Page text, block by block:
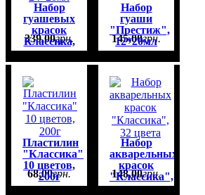
Набор
гуашевых
красок
Классика,
24*20мл
339,00грн.
Набор
гуаши
"Престиж",
12*20мл
145,00грн.
Пластилин
"Классика"
10 цветов,
200г
68,00грн.
Набор
акварельных
красок
"Классика",
32 цвета
148,00грн.